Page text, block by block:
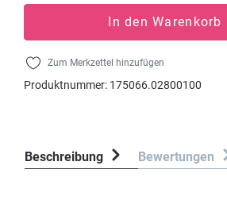
In den Warenkorb
Zum Merkzettel hinzufügen
Produktnummer: 175066.02800100
Beschreibung Bewertungen